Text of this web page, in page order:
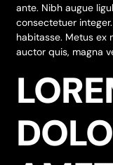
ante. Nibh augue
consectetuer
habitasse. Metus ex
auctor quis, magna